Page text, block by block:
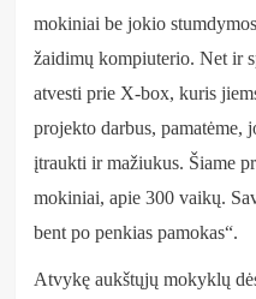
mokiniai be jokio
žaidimų kompiuterio. Net ir
atvesti prie X-box, kuris
projekto darbus, pamatėme,
įtraukti ir mažiukus. Šiame
mokiniai, apie 300 vaikų.
bent po penkias pamokas“.
Atvykę aukštųjų mokyklų